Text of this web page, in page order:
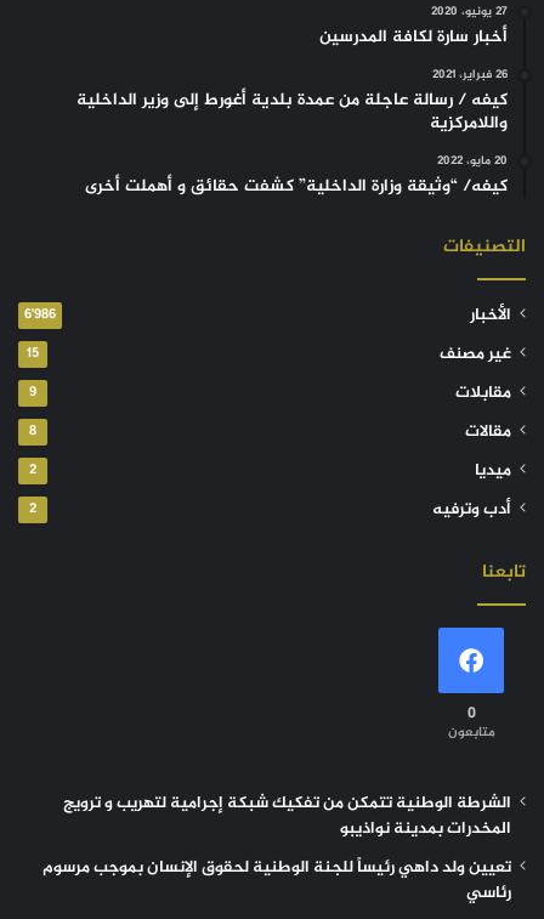
27 يونيو، 2020
أخبار سارة لكافة المدرسين
26 فبراير، 2021
كيفه / رسالة عاجلة من عمدة بلدية أغورط إلى وزير الداخلية
واللامركزية
20 مايو، 2022
كيفه/ “وثيقة وزارة الداخلية” كشفت حقائق و أهملت أخرى
التصنيفات
الأخبار 6٬986
غير مصنف 15
مقابلات 9
مقالات 8
ميديا 2
أدب وترفيه 2
تابعنا
0
متابعون
الشرطة الوطنية تتمكن من تفكيك شبكة إجرامية لتهريب و ترويج
المخدرات بمدينة نواذيبو
تعيين ولد داهي رئيساً للجنة الوطنية لحقوق الإنسان بموجب مرسوم
رئاسي